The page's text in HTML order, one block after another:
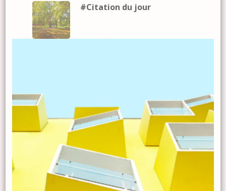
#Citation du jour